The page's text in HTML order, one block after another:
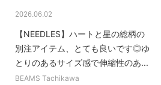
2026.06.02
【NEEDLES】ハートと星の総柄の
別注アイテム、とても良いです◎ゆ
とりのあるサイズ感で伸縮性のあ...
BEAMS Tachikawa